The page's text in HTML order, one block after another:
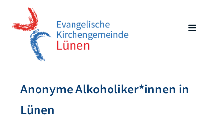
Anonyme Alkoholiker*innen in
Lünen